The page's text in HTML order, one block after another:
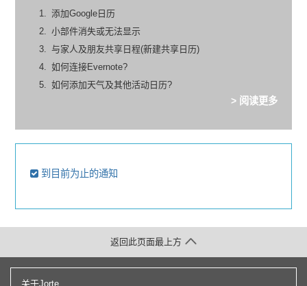
添加Google日历
小部件消失或无法显示
与家人及朋友共享日程(新建共享日历)
如何连接Evernote?
如何添加天气及其他活动日历?
> 阅读更多
到目前为止的通知
关于Jorte
返回此页面最上方